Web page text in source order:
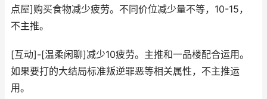
点屋]购买食物减少疲劳。不同价位减少量不等，10-15，
不主推。
[互动]-[温柔闲聊]减少10疲劳。主推和一品楼配合运用。
如果要打的大结局标准叛逆罪恶等相关属性，不主推运
用。